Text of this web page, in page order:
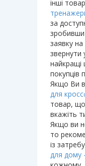
інші
за
зробивши
заявку
звернути
найкращі
покупців
Якщо Ви
для
товар,
вкажіть
Якщо ви
то
із
для дому